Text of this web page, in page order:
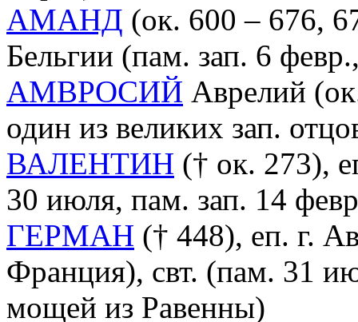
АМАНД (ок. 600 – 676,
Бельгии (пам. зап. 6
АМВРОСИЙ Аврелий
один из великих зап.
ВАЛЕНТИН († ок. 273),
30 июля, пам. зап. 14
ГЕРМАН († 448), еп. г.
Франция), свт. (пам. 31
мощей из Равенны)